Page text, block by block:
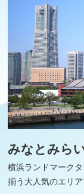
みなとみら
横浜ランドマーク
揃う大人気のエリ